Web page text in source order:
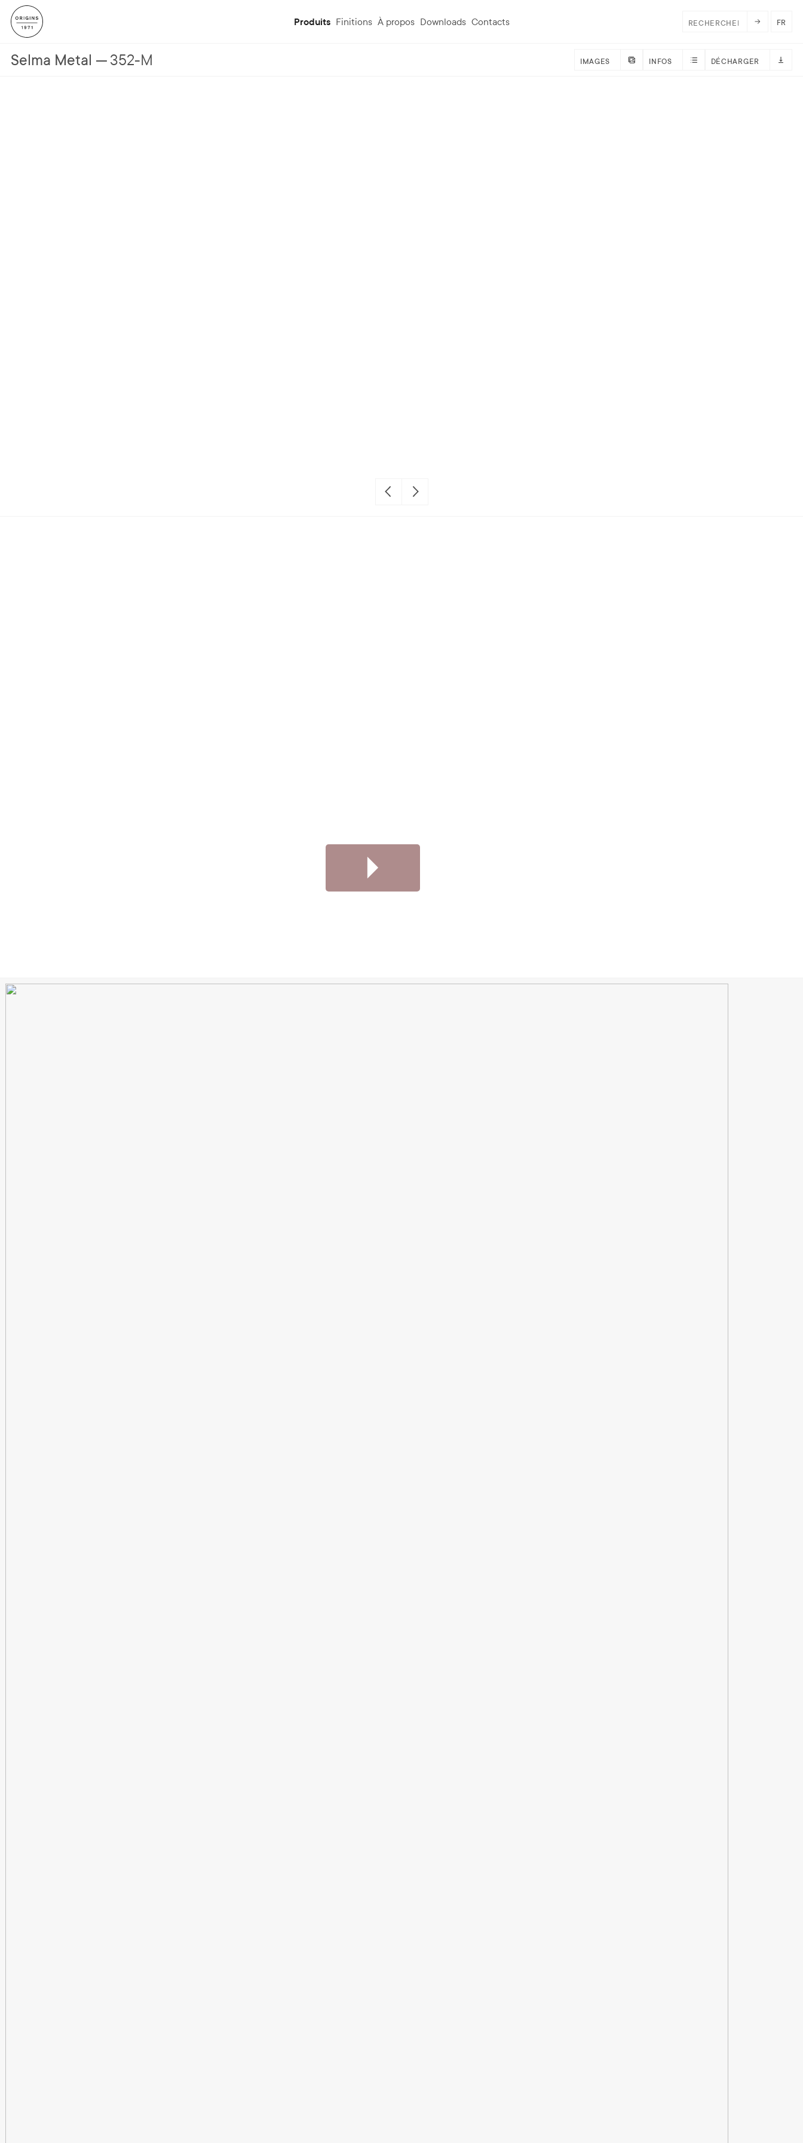
Produits Finitions À propos Downloads Contacts FR
Selma Metal 352-M IMAGES INFOS DÉCHARGER